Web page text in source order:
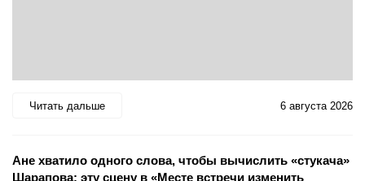
Читать дальше 6 августа 2026
Ане хватило одного слова, чтобы вычислить «стукача»
Шарапова: эту сцену в «Месте встречи изменить